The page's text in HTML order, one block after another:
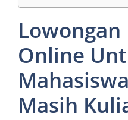
Online
Masih